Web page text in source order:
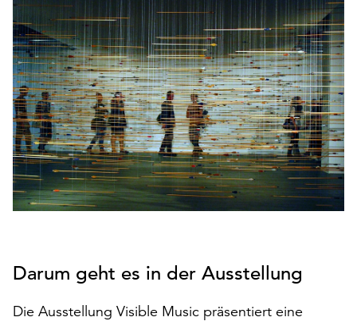
den
Betrieb
der
Seite
notwendig
sind
(funktionale
Cookies),
sowie
solche,
die
lediglich
Statistikzwecken
werden.
Darum geht es in der Ausstellung
Die Ausstellung Visible Music präsentiert eine